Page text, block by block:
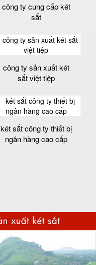
công ty cung cấp két
sắt
công ty sản xuất két
sắt việt tiệp
két sắt công ty thiết bị
ngân hàng cao cấp